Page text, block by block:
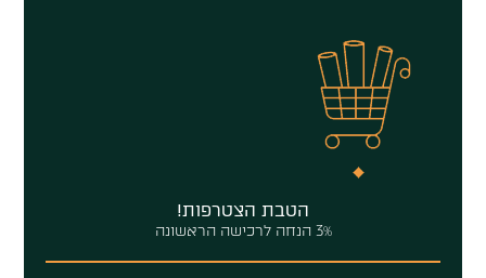
הטבת הצטרפות!
3% הנחה לרכישה הראשונה